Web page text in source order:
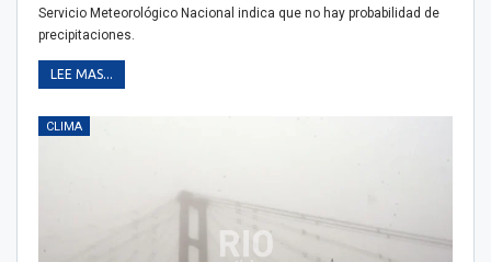
Servicio Meteorológico Nacional indica que no hay probabilidad de
precipitaciones.
LEE MAS...
CLIMA